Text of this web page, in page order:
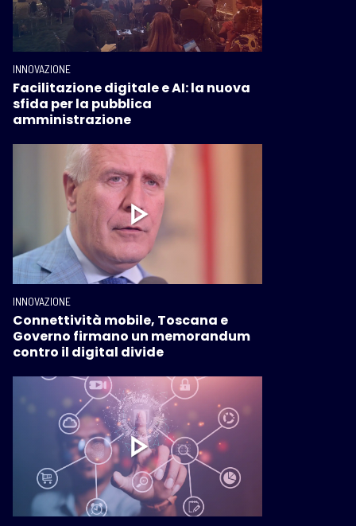
INNOVAZIONE
Facilitazione digitale e AI: la nuova
sfida per la pubblica
amministrazione
INNOVAZIONE
Connettività mobile, Toscana e
Governo firmano un memorandum
contro il digital divide